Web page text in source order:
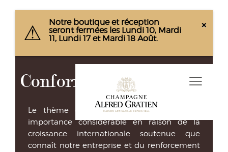
×
Notre boutique et réception
seront fermées les Lundi 10, Mardi
11, Lundi 17 et Mardi 18 Août.
Conformité
Le thème de la Conformité a pris une
importance considérable en raison de la
croissance internationale soutenue que
connaît notre entreprise et du renforcement